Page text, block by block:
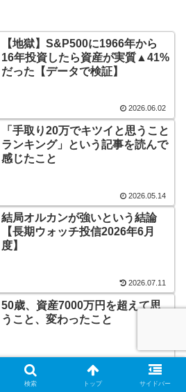
【地獄】S&P500に1966年から
16年投資したら資産が実質▲41%
だった【データで検証】
2026.06.02
「手取り20万でキツイと思うこと
ランキング」という記事を読んで
感じたこと
2026.05.14
結局オルカンが強いという結論
【長期ウォッチ投信2026年6月
度】
2026.07.11
50歳、資産7000万円を超えて思
うこと、変わったこと
2026.05.27
検索 トップ サイドバー